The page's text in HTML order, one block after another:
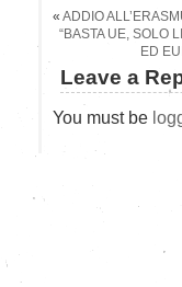
« ADDIO
“BASTA UE, SOLO
ED
Leave a
You must be